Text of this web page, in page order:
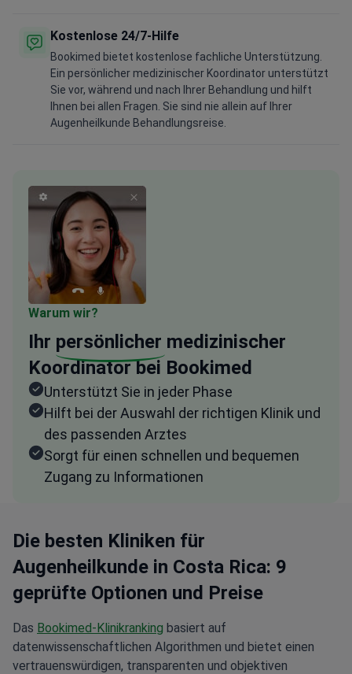
Kostenlose 24/7-Hilfe
Bookimed bietet kostenlose fachliche Unterstützung.
Ein persönlicher medizinischer Koordinator unterstützt
Sie vor, während und nach Ihrer Behandlung und hilft
Ihnen bei allen Fragen. Sie sind nie allein auf Ihrer
Augenheilkunde Behandlungsreise.
Warum wir?
Ihr persönlicher medizinischer
Koordinator bei Bookimed
Unterstützt Sie in jeder Phase
Hilft bei der Auswahl der richtigen Klinik und
des passenden Arztes
Sorgt für einen schnellen und bequemen
Zugang zu Informationen
Die besten Kliniken für
Augenheilkunde in Costa Rica: 9
geprüfte Optionen und Preise
Das Bookimed-Klinikranking basiert auf
datenwissenschaftlichen Algorithmen und bietet einen
vertrauenswürdigen, transparenten und objektiven